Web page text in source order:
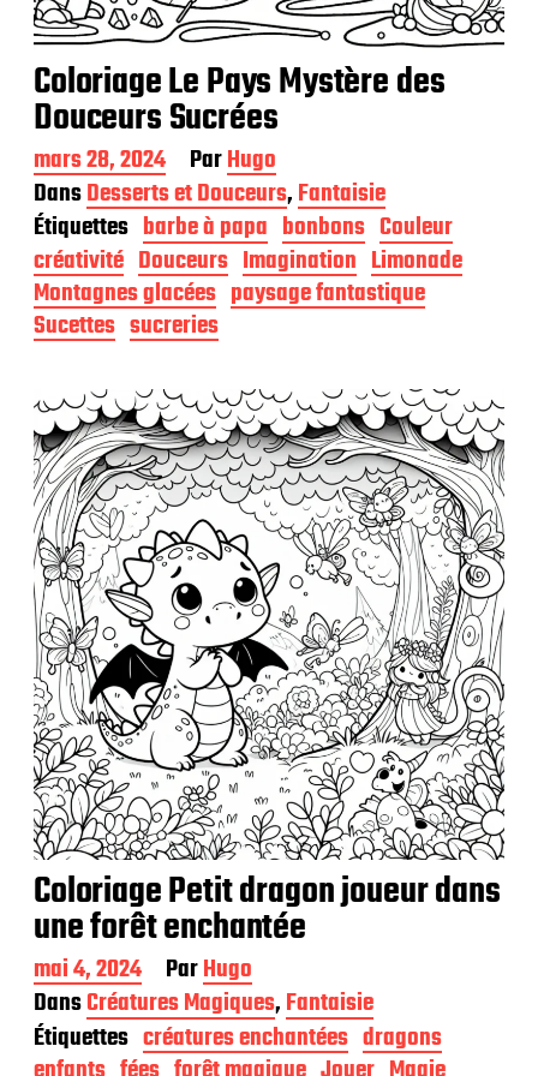
Coloriage Le Pays Mystère des
Douceurs Sucrées
D
a
t
e
d
e
p
u
b
i
c
a
t
i
o
n
mars 28, 2024 ParHugo
DansDesserts et Douceurs,Fantaisie
Étiquettes barbe à papa bonbons Couleur
créativité Douceurs Imagination Limonade
Montagnes glacées paysage fantastique
Sucettes sucreries
Coloriage Petit dragon joueur dans
une forêt enchantée
D
a
t
e
d
mai 4, 2024 ParHugo
DansCréatures Magiques,Fantaisie
Étiquettes créatures enchantées dragons